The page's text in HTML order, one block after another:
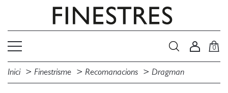
0
Inici Finestrisme Recomanacions Dragman